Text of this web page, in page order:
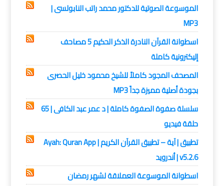
الموسوعة الصوتية للدكتور محمد راتب النابولسى |
MP3
اسطوانة القرآن النادرة الذكر الحكيم 5 مصاحف
إليكترونية كاملة
المصحف المجود كاملاً للشيخ محمود خليل الحصرى
بجودة أصلية مميزة جداً MP3
سلسلة صفوة الصفوة كاملة | د عمر عبد الكافى | 65
حلقة فيديو
تطبيق | آية – تطبيق القرآن الكريم | Ayah: Quran App
v5.2.6 | أندرويد
اسطوانة الموسوعة العملاقة لشهر رمضان